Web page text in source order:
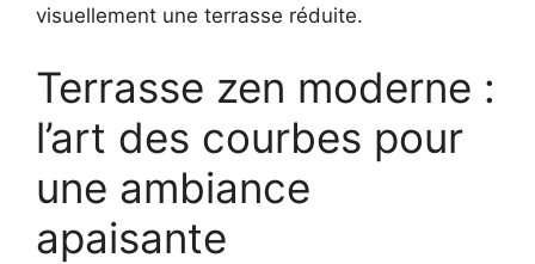
visuellement une terrasse réduite.
Terrasse zen moderne :
l’art des courbes pour
une ambiance
apaisante